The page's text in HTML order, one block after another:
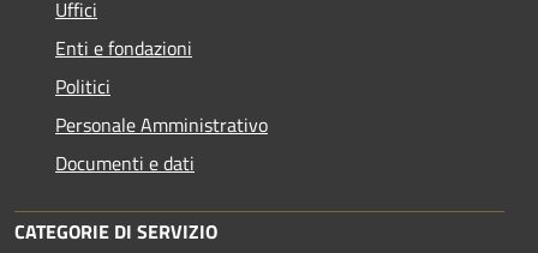
Uffici
Enti e fondazioni
Politici
Personale Amministrativo
Documenti e dati
CATEGORIE DI SERVIZIO